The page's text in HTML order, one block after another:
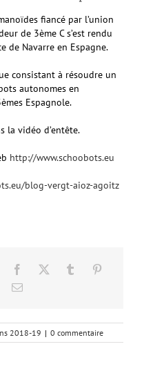
fiancé par l’union
de 3ème C s’est rendu
de Navarre en Espagne.
consistant à résoudre un
autonomes en
Espagnole.
la vidéo d’entête.
http://www.schoobots.eu
blog-vergt-aioz-agoitz
2018-19 | 0 commentaire